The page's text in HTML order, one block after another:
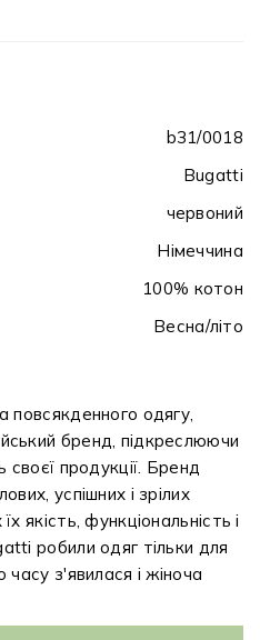
b31/0018
Bugatti
червоний
Німеччина
100% котон
Весна/літо
повсякденного одягу,
бренд, підкреслюючи
своєї продукції. Бренд
успішних і зрілих
якість, функціональність і
робили одяг тільки для
часу з'явилася і жіноча